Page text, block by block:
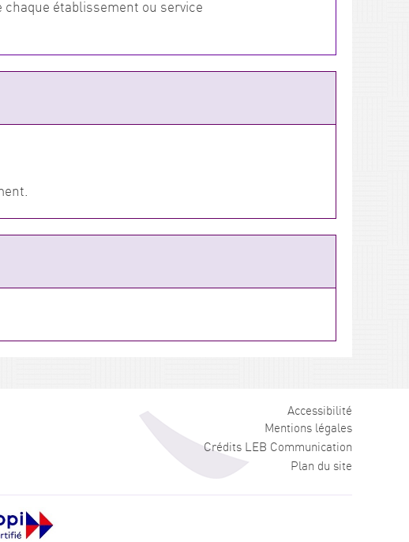
établissement ou service
Accessibilité
Mentions légales
Crédits LEB Communication
Plan du site